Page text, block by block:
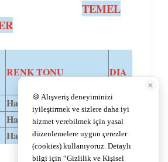
TEMEL
RENK TONU DIA
Hareli bebeksi mavi.
14,5
Hareli gri.
14,5
Hareli turkuza yeşili. 14,5